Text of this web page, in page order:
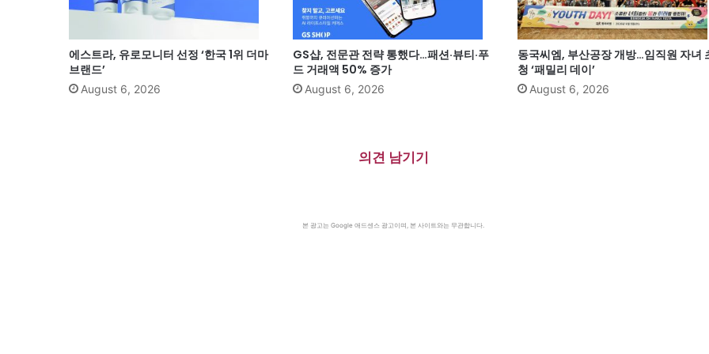
에스트라, 유로모니터 선정 ‘한국 1위 더마
브랜드’
August 6, 2026
GS샵, 전문관 전략 통했다…패션·뷰티·푸
드 거래액 50% 증가
August 6, 2026
동국씨엠, 부산공장 개방…임직원 자녀
청 ‘패밀리 데이’
August 6, 2026
의견 남기기
본 광고는 Google 애드센스 광고이며, 본 사이트와는 무관합니다.